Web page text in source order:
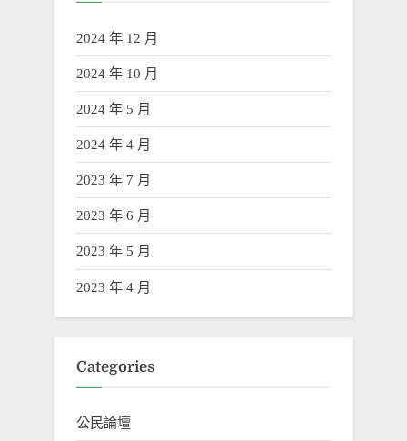
2024 年 12 月
2024 年 10 月
2024 年 5 月
2024 年 4 月
2023 年 7 月
2023 年 6 月
2023 年 5 月
2023 年 4 月
Categories
公民論壇